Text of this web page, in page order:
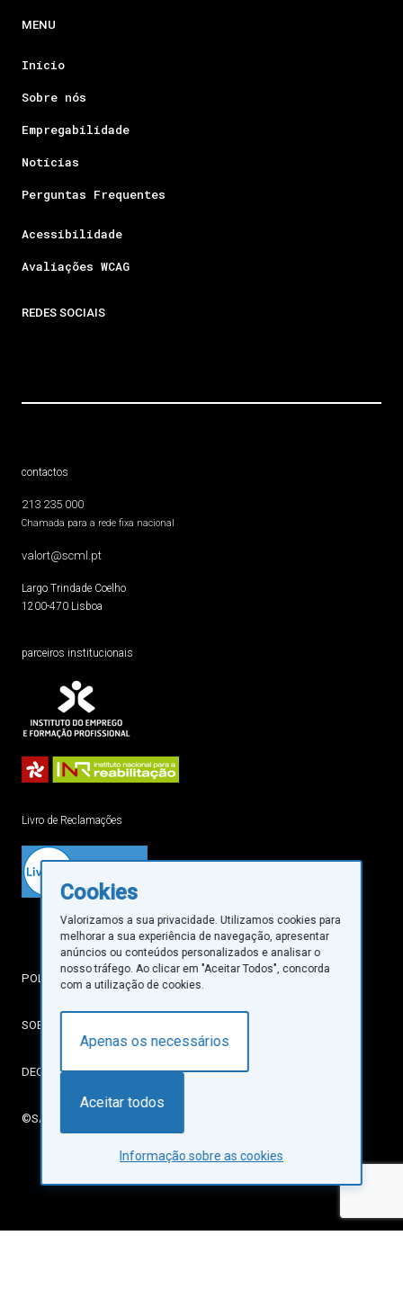
MENU
Início
Sobre nós
Empregabilidade
Notícias
Perguntas Frequentes
Acessibilidade
Avaliações WCAG
REDES SOCIAIS
contactos
213 235 000
Chamada para a rede fixa nacional
valort@scml.pt
Largo Trindade Coelho
1200-470 Lisboa
parceiros institucionais
Livro de Reclamações
POLÍTICA DE PRIVACIDADE
SOBRE COOKIES
DECLARAÇÃO DE ACESSIBILIDADE
©SANTA CASA DA MISERICÓRDIA DE LISBOA
Cookies
Valorizamos a sua privacidade. Utilizamos cookies para
melhorar a sua experiência de navegação, apresentar
anúncios ou conteúdos personalizados e analisar o
nosso tráfego. Ao clicar em "Aceitar Todos", concorda
com a utilização de cookies.
Apenas os necessários
Aceitar todos
Informação sobre as cookies